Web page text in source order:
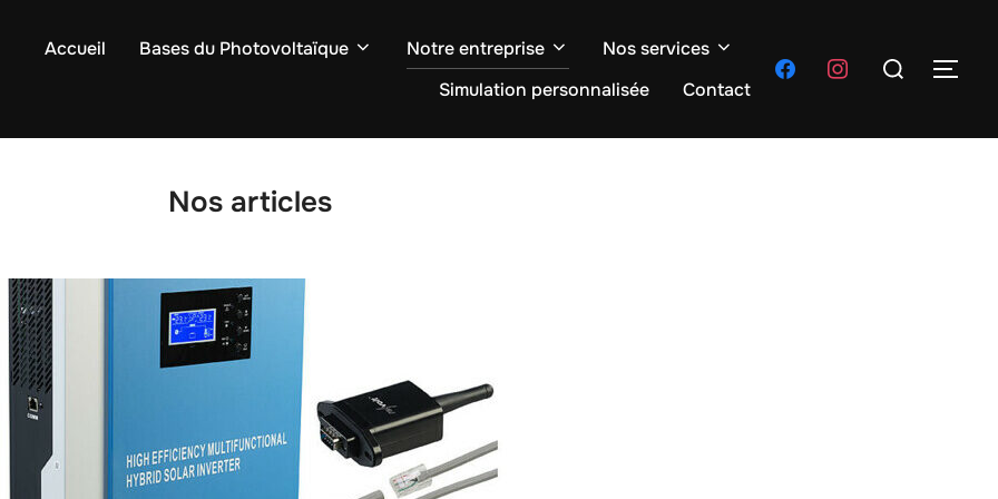
Accueil Bases du Photovoltaïque Notre entreprise
Nos services
Simulation personnalisée
Contact
facebookinstagramRechercher :
Nos articles